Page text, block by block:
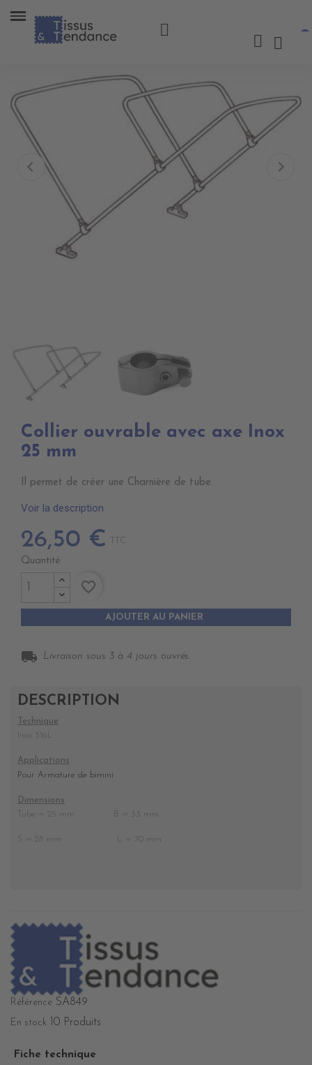
Collier ouvrable avec axe Inox
25 mm
Il permet de créer une Charnière de tube.
Voir la description
26,50 € TTC
Quantité
AJOUTER AU PANIER
favorite_border
local_shipping Livraison sous 3 à 4 jours ouvrés.
DESCRIPTION
Technique
Inox 316L
Applications
Pour Armature de bimini
Dimensions
Tube = 25 mm B = 33 mm
S = 28 mm L = 70 mm
Référence SA849
En stock 10 Produits
Fiche technique